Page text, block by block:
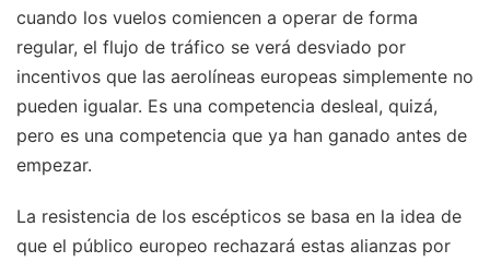
cuando los vuelos comiencen a operar de forma
regular, el flujo de tráfico se verá desviado por
incentivos que las aerolíneas europeas simplemente no
pueden igualar. Es una competencia desleal, quizá,
pero es una competencia que ya han ganado antes de
empezar.
La resistencia de los escépticos se basa en la idea de
que el público europeo rechazará estas alianzas por